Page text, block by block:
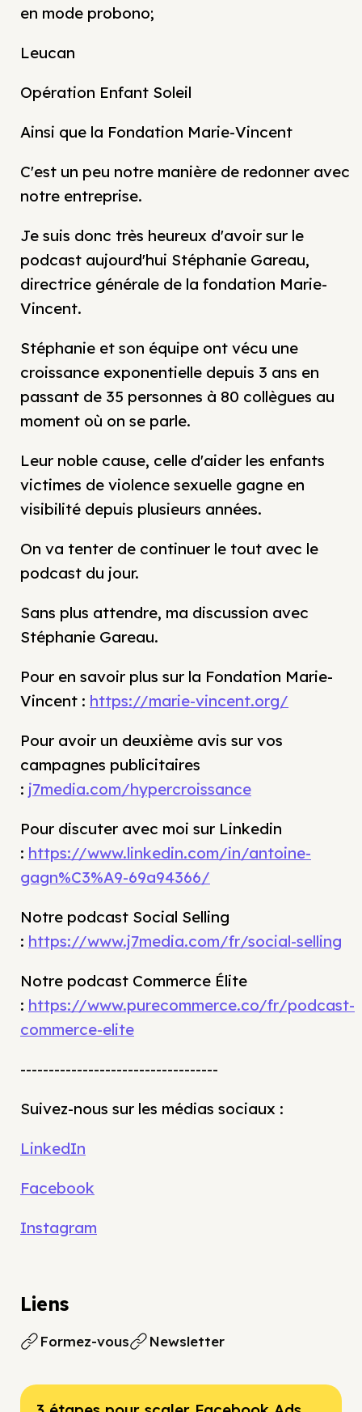
en mode probono;
Leucan
Opération Enfant Soleil
Ainsi que la Fondation Marie-Vincent
C'est un peu notre manière de redonner avec
notre entreprise.
Je suis donc très heureux d'avoir sur le
podcast aujourd'hui Stéphanie Gareau,
directrice générale de la fondation Marie-
Vincent.
Stéphanie et son équipe ont vécu une
croissance exponentielle depuis 3 ans en
passant de 35 personnes à 80 collègues au
moment où on se parle.
Leur noble cause, celle d'aider les enfants
victimes de violence sexuelle gagne en
visibilité depuis plusieurs années.
On va tenter de continuer le tout avec le
podcast du jour.
Sans plus attendre, ma discussion avec
Stéphanie Gareau.
Pour en savoir plus sur la Fondation Marie-
Vincent : https://marie-vincent.org/
Pour avoir un deuxième avis sur vos
campagnes publicitaires
: j7media.com/hypercroissance
Pour discuter avec moi sur Linkedin
: https://www.linkedin.com/in/antoine-
gagn%C3%A9-69a94366/
Notre podcast Social Selling
: https://www.j7media.com/fr/social-selling
Notre podcast Commerce Élite
: https://www.purecommerce.co/fr/podcast-
commerce-elite
-----------------------------------
Suivez-nous sur les médias sociaux :
LinkedIn
Facebook
Instagram
Liens
Formez-vous Newsletter